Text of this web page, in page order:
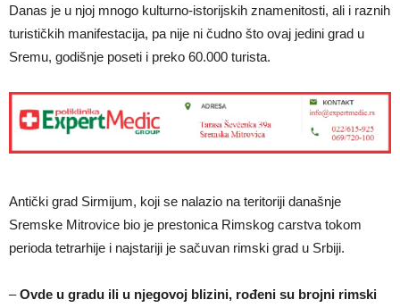
Danas je u njoj mnogo kulturno-istorijskih znamenitosti, ali i raznih
turističkih manifestacija, pa nije ni čudno što ovaj jedini grad u
Sremu, godišnje poseti i preko 60.000 turista.
Antički grad Sirmijum, koji se nalazio na teritoriji današnje
Sremske Mitrovice bio je prestonica Rimskog carstva tokom
perioda tetrarhije i najstariji je sačuvan rimski grad u Srbiji.
–Ovde u gradu ili u njegovoj blizini, rođeni su brojni rimski